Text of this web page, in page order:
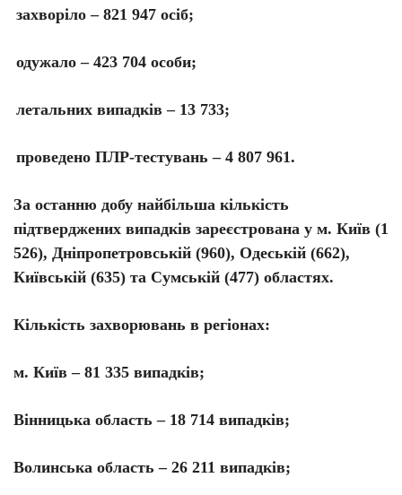
захворіло – 821 947 осіб;
одужало – 423 704 особи;
летальних випадків – 13 733;
проведено ПЛР-тестувань – 4 807 961.
За останню добу найбільша кількість
підтверджених випадків зареєстрована у м. Київ (1
526), Дніпропетровській (960), Одеській (662),
Київській (635) та Сумській (477) областях.
Кількість захворювань в регіонах:
м. Київ – 81 335 випадків;
Вінницька область – 18 714 випадків;
Волинська область – 26 211 випадків;